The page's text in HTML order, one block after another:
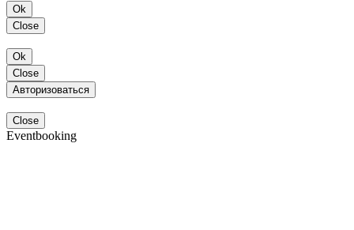
Ok
Close
Ok
Close
Авторизоваться
Close
Eventbooking